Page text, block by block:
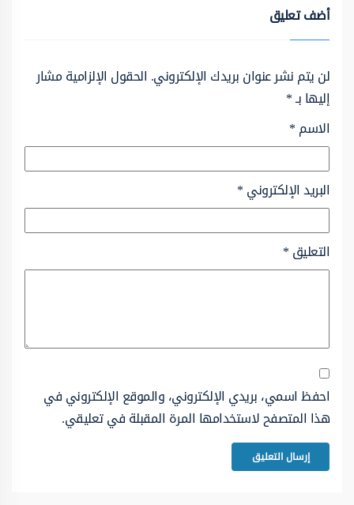
أضف تعليق
لن يتم نشر عنوان بريدك الإلكتروني. الحقول الإلزامية مشار
إليها بـ*
الاسم*
البريد الإلكتروني*
التعليق*
احفظ اسمي، بريدي الإلكتروني، والموقع الإلكتروني في
هذا المتصفح لاستخدامها المرة المقبلة في تعليقي.